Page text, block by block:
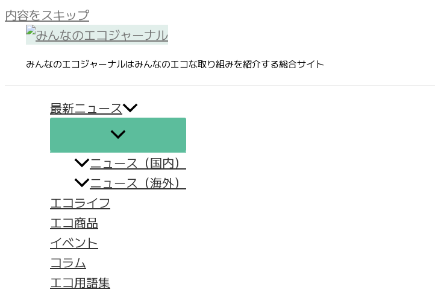
内容をスキップ
みんなのエコジャーナルはみんなのエコな取り組みを紹介する総合サイト
最新ニュース
ニュース（国内）
ニュース（海外）
エコライフ
エコ商品
イベント
コラム
エコ用語集